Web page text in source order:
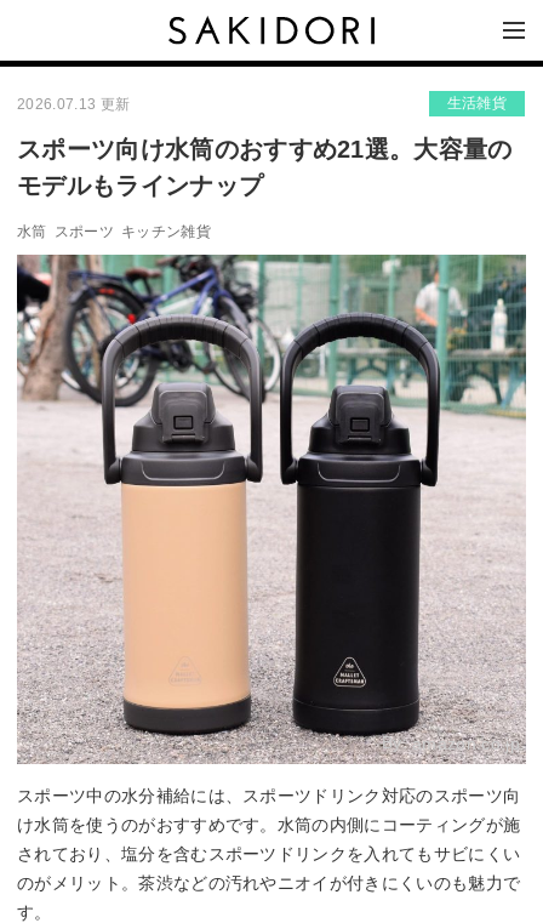
2026.07.13 更新 生活雑貨
スポーツ向け水筒のおすすめ21選。大容量の
モデルもラインナップ
水筒 スポーツ キッチン雑貨
By:amazon.co.jp
スポーツ中の水分補給には、スポーツドリンク対応のスポーツ向
け水筒を使うのがおすすめです。水筒の内側にコーティングが施
されており、塩分を含むスポーツドリンクを入れてもサビにくい
のがメリット。茶渋などの汚れやニオイが付きにくいのも魅力で
す。